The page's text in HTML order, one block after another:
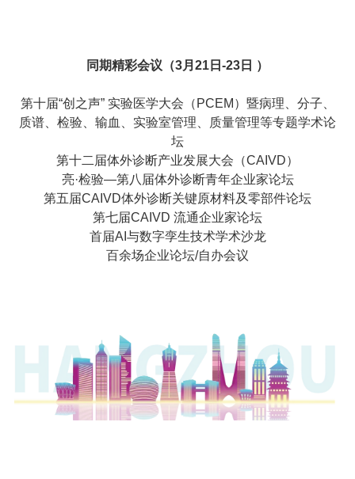
同期精彩会议（3月21日-23日 ）
第十届“创之声” 实验医学大会（PCEM）暨病理、分子、
质谱、检验、输血、实验室管理、质量管理等专题学术论
坛
第十二届体外诊断产业发展大会（CAIVD）
亮·检验—第八届体外诊断青年企业家论坛
第五届CAIVD体外诊断关键原材料及零部件论坛
第七届CAIVD 流通企业家论坛
首届AI与数字孪生技术学术沙龙
百余场企业论坛/自办会议